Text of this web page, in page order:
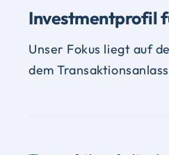
Investmentprofil
Unser Fokus liegt auf
dem